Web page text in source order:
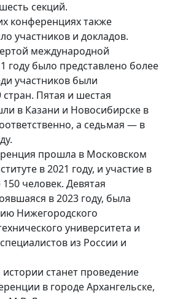
секций.
конференциях также
участников и докладов.
международной
году было представлено более
участников были
стран. Пятая и шестая
в Казани и Новосибирске в
а седьмая — в
прошла в Московском
в 2021 году, и участие в
человек. Девятая
в 2023 году, была
Нижегородского
университета и
из России и
станет проведение
в городе Архангельске,